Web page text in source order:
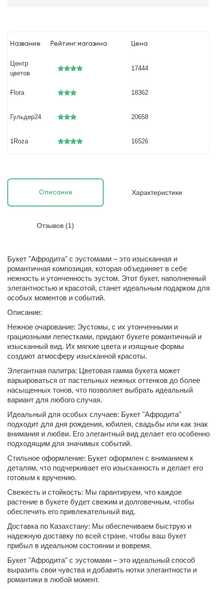
Название Рейтинг магазина Цена
Центр
цветов
17444
Flora 18362
Гульдер24 20658
1Roza 16526
Описание Характеристики
Отзывов (1)
Букет "Афродита" с эустомами – это изысканная и
романтичная композиция, которая объединяет в себе
нежность и утонченность эустом. Этот букет, наполненный
элегантностью и красотой, станет идеальным подарком для
особых моментов и событий.
Описание:
Нежное очарование: Эустомы, с их утонченными и
грациозными лепестками, придают букете романтичный и
изысканный вид. Их мягкие цвета и изящные формы
создают атмосферу изысканной красоты.
Элегантная палитра: Цветовая гамма букета может
варьироваться от пастельных нежных оттенков до более
насыщенных тонов, что позволяет выбрать идеальный
вариант для любого случая.
Идеальный для особых случаев: Букет "Афродита"
подходит для дня рождения, юбилея, свадьбы или как знак
внимания и любви. Его элегантный вид делает его особенно
подходящим для значимых событий.
Стильное оформление: Букет оформлен с вниманием к
деталям, что подчеркивает его изысканность и делает его
готовым к вручению.
Свежесть и стойкость: Мы гарантируем, что каждое
растение в букете будет свежим и долговечным, чтобы
обеспечить его привлекательный вид.
Доставка по Казахстану: Мы обеспечиваем быструю и
надежную доставку по всей стране, чтобы ваш букет
прибыл в идеальном состоянии и вовремя.
Букет "Афродита" с эустомами – это идеальный способ
выразить свои чувства и добавить нотки элегантности и
романтики в любой момент.